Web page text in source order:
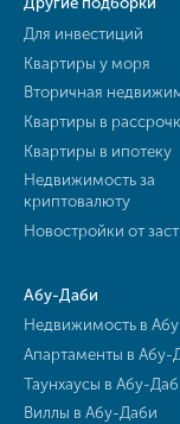
Для инвестиций
Квартиры у моря
Вторичная
Квартиры в
Квартиры в ипотеку
Недвижимость за
криптовалюту
Новостройки от
Абу-Даби
Недвижимость в
Апартаменты в Абу-
Таунхаусы в Абу-
Виллы в Абу-Даби